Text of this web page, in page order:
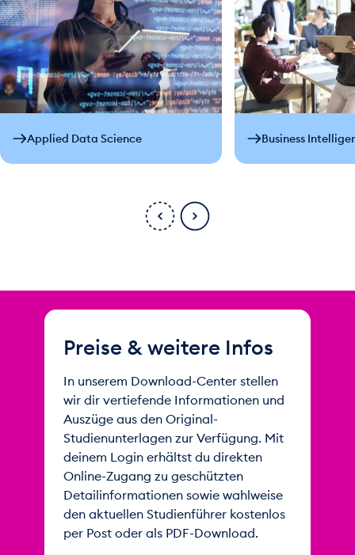
Applied Data Science Business
Preise & weitere Infos
In unserem Download-Center stellen
wir dir vertiefende Informationen und
Auszüge aus den Original-
Studienunterlagen zur Verfügung. Mit
deinem Login erhältst du direkten
Online-Zugang zu geschützten
Detailinformationen sowie wahlweise
den aktuellen Studienführer kostenlos
per Post oder als PDF-Download.